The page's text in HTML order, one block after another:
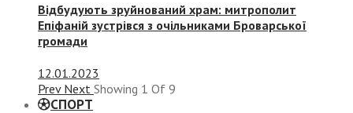
Відбудують зруйнований храм: митрополит
Епіфаній зустрівся з очільниками Броварської
громади
12.01.2023
Prev Next Showing 1 Of 9
СПОРТ